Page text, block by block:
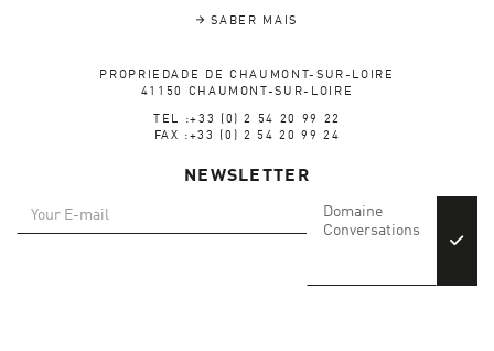
SABER MAIS
PROPRIEDADE DE CHAUMONT-SUR-LOIRE
41150 CHAUMONT-SUR-LOIRE
TEL :+33 (0) 2 54 20 99 22
FAX :+33 (0) 2 54 20 99 24
NEWSLETTER